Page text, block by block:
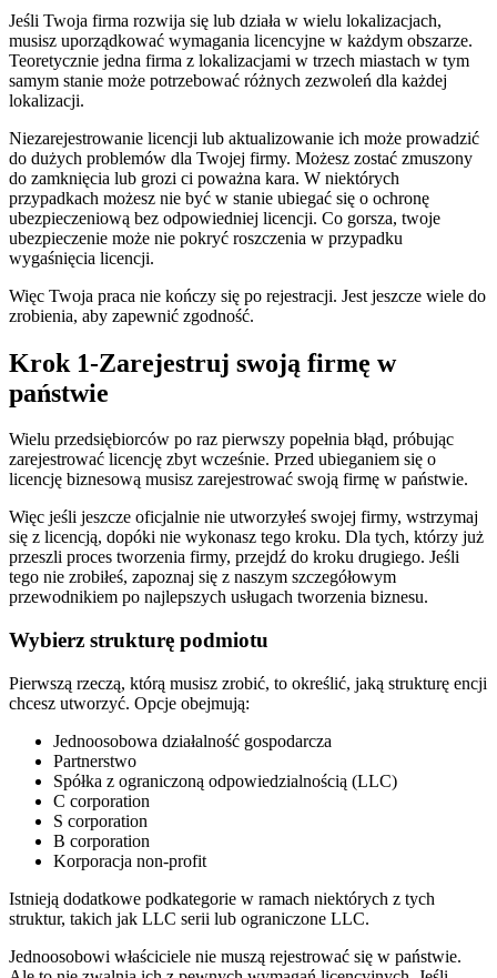
Jeśli Twoja firma rozwija się lub działa w wielu lokalizacjach,
musisz uporządkować wymagania licencyjne w każdym obszarze.
Teoretycznie jedna firma z lokalizacjami w trzech miastach w tym
samym stanie może potrzebować różnych zezwoleń dla każdej
lokalizacji.
Niezarejestrowanie licencji lub aktualizowanie ich może prowadzić
do dużych problemów dla Twojej firmy. Możesz zostać zmuszony
do zamknięcia lub grozi ci poważna kara. W niektórych
przypadkach możesz nie być w stanie ubiegać się o ochronę
ubezpieczeniową bez odpowiedniej licencji. Co gorsza, twoje
ubezpieczenie może nie pokryć roszczenia w przypadku
wygaśnięcia licencji.
Więc Twoja praca nie kończy się po rejestracji. Jest jeszcze wiele do
zrobienia, aby zapewnić zgodność.
Krok 1-Zarejestruj swoją firmę w
państwie
Wielu przedsiębiorców po raz pierwszy popełnia błąd, próbując
zarejestrować licencję zbyt wcześnie. Przed ubieganiem się o
licencję biznesową musisz zarejestrować swoją firmę w państwie.
Więc jeśli jeszcze oficjalnie nie utworzyłeś swojej firmy, wstrzymaj
się z licencją, dopóki nie wykonasz tego kroku. Dla tych, którzy już
przeszli proces tworzenia firmy, przejdź do kroku drugiego. Jeśli
tego nie zrobiłeś, zapoznaj się z naszym szczegółowym
przewodnikiem po najlepszych usługach tworzenia biznesu.
Wybierz strukturę podmiotu
Pierwszą rzeczą, którą musisz zrobić, to określić, jaką strukturę encji
chcesz utworzyć. Opcje obejmują:
Jednoosobowa działalność gospodarcza
Partnerstwo
Spółka z ograniczoną odpowiedzialnością (LLC)
C corporation
S corporation
B corporation
Korporacja non-profit
Istnieją dodatkowe podkategorie w ramach niektórych z tych
struktur, takich jak LLC serii lub ograniczone LLC.
Jednoosobowi właściciele nie muszą rejestrować się w państwie.